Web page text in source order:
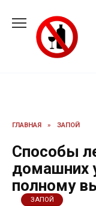
содержанию
ГЛАВНАЯ » ЗАПОЙ
Способы
домашних
полному
ЗАПОЙ